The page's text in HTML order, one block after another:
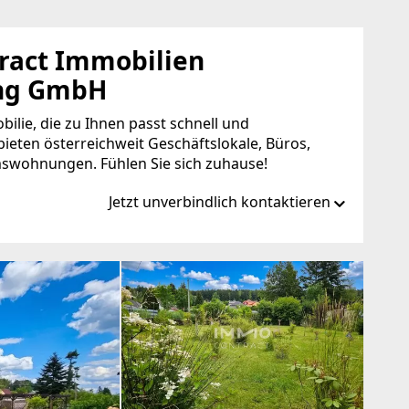
Immobilien
GmbH
die zu Ihnen passt schnell und
österreichweit Geschäftslokale, Büros,
Fühlen Sie sich zuhause!
Jetzt unverbindlich kontaktieren